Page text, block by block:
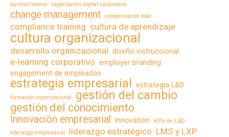
burnout laboral
capacitación digital corporativa
change management compensación total
compliance training cultura de aprendizaje
cultura organizacional
desarrollo organizacional diseño instruccional
e-learning corporativo employer branding
engagement de empleados
estrategia empresarial estrategia L&D
formación organizacional gestión del cambio
gestión del conocimiento
Innovación empresarial Innovation
KPIs de L&D
liderazgo empresarial
liderazgo estratégico LMS y LXP